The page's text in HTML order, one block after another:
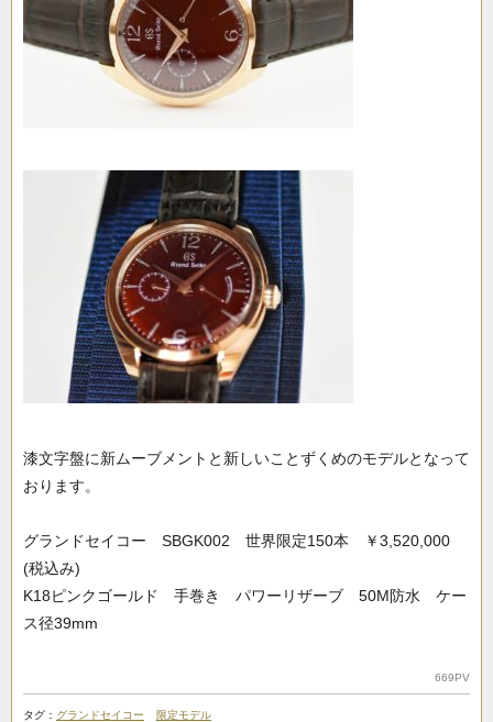
漆文字盤に新ムーブメントと新しいことずくめのモデルとなって
おります。
グランドセイコー SBGK002 世界限定150本 ￥3,520,000
(税込み)
K18ピンクゴールド 手巻き パワーリザーブ 50M防水 ケー
ス径39mm
669PV
タグ： グランドセイコー 限定モデル